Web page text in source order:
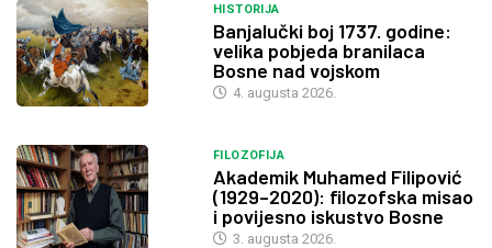
HISTORIJA
Banjalučki boj 1737. godine:
velika pobjeda branilaca
Bosne nad vojskom
4. augusta 2026.
FILOZOFIJA
Akademik Muhamed Filipović
(1929–2020): filozofska misao
i povijesno iskustvo Bosne
3. augusta 2026.